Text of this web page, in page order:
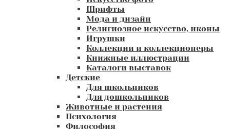
Шрифты
Мода и дизайн
Религиозное искусство, иконы
Игрушки
Коллекции и коллекционеры
Книжные иллюстрации
Каталоги выставок
Детские
Для школьников
Для дошкольников
Животные и растения
Психология
Философия